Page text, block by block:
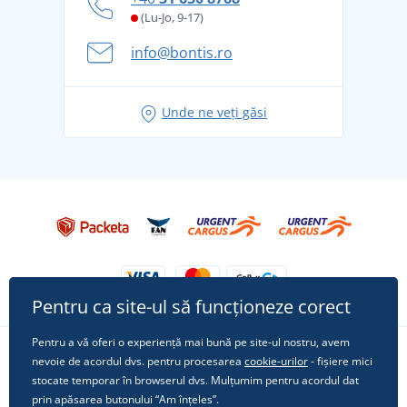
și în siguranță
Aventura de vară începe cu bagajul - pregătiți-vă
pentru vacanță fără griji
Tricoul preferat City în rol principal: ținute pentru
(Lu-Jo, 9-17)
info@bontis.ro
Unde ne veți găsi
Urmărește-ne pe rețelele sociale
Pentru ca site-ul să funcționeze corect
Pentru a vă oferi o experiență mai bună pe site-ul nostru, avem
nevoie de acordul dvs. pentru procesarea cookie-urilor- fișiere mici
stocate temporar în browserul dvs. Mulțumim pentru acordul dat
prin apăsarea butonului “Am înțeles”.